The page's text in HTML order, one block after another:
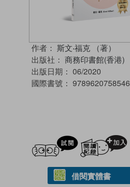
作者： 斯文‧福克 （著）
出版社： 商務印書館(香港)
出版日期： 06/2020
國際書號： 9789620758546
試閲
借閱實體書